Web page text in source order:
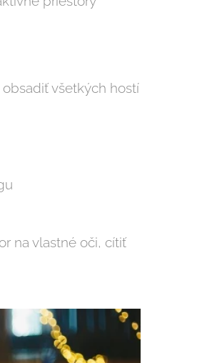
všetkých hostí
na vlastné oči, cítiť